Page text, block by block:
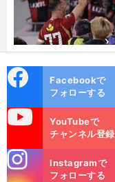
・
々
キ
ok
Facebookで
フォローする
YouTubeで
チャンネル登録
m
Instagramで
フォローする